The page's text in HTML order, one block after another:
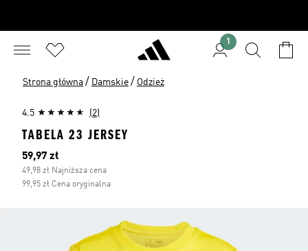
1
Strona główna / Damskie / Odzież
4.5 (2)
TABELA 23 JERSEY
Bieżąca cena
59,97 zł
49,98 zł Najniższa cena
99,95 zł Cena oryginalna